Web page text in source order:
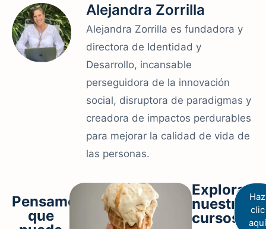
Pensamos
que
Explora
nuestros
cursos
Haz
clic
aquí
Alejandra Zorrilla
Alejandra Zorrilla es fundadora y
directora de Identidad y
Desarrollo, incansable
perseguidora de la innovación
social, disruptora de paradigmas y
creadora de impactos perdurables
para mejorar la calidad de vida de
las personas.